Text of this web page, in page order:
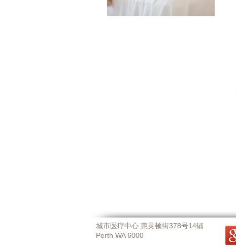
城市医疗中心 惠灵顿街378号14铺
Perth WA 6000